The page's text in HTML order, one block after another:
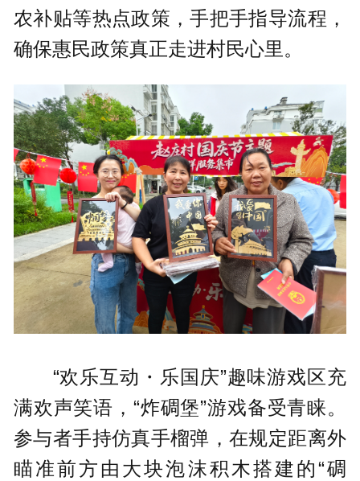
农补贴等热点政策，手把手指导流程，
确保惠民政策真正走进村民心里。
“欢乐互动・乐国庆”趣味游戏区充
满欢声笑语，“炸碉堡”游戏备受青睐。
参与者手持仿真手榴弹，在规定距离外
瞄准前方由大块泡沫积木搭建的“碉